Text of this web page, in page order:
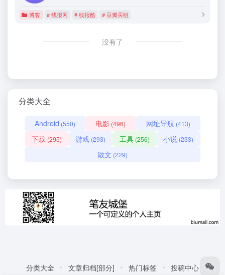
博客 # 线报网 # 线报酷 # 豆瓣买组
没有了
分类大全
Android (550) 电影 (496) 网址导航 (413)
下载 (295) 游戏 (293) 工具(256) 小说 (233)
散文 (229)
分类大全 文章归档[部分] 热门标签 投稿中心